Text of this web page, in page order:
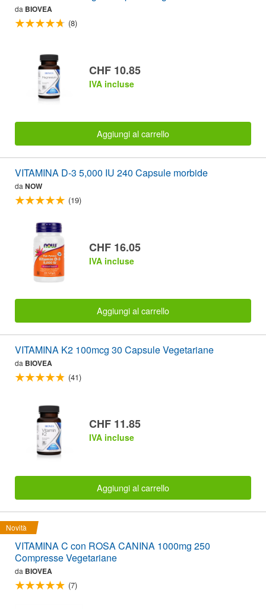
da BIOVEA
(8)
CHF 10.85
IVA incluse
Aggiungi al carrello
VITAMINA D-3 5,000 IU 240 Capsule morbide
da NOW
(19)
CHF 16.05
IVA incluse
Aggiungi al carrello
VITAMINA K2 100mcg 30 Capsule Vegetariane
da BIOVEA
(41)
CHF 11.85
IVA incluse
Aggiungi al carrello
Novità
VITAMINA C con ROSA CANINA 1000mg 250
Compresse Vegetariane
da BIOVEA
(7)